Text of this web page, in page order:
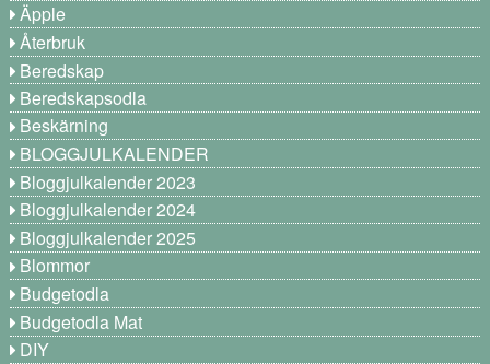
Äpple
Återbruk
Beredskap
Beredskapsodla
Beskärning
BLOGGJULKALENDER
Bloggjulkalender 2023
Bloggjulkalender 2024
Bloggjulkalender 2025
Blommor
Budgetodla
Budgetodla Mat
DIY